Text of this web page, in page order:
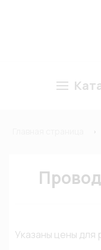
Указаны цены